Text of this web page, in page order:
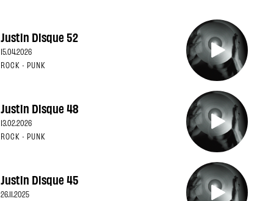
Justin Disque 52
15.04.2026
ROCK · PUNK
Justin Disque 48
13.02.2026
ROCK · PUNK
Justin Disque 45
26.11.2025